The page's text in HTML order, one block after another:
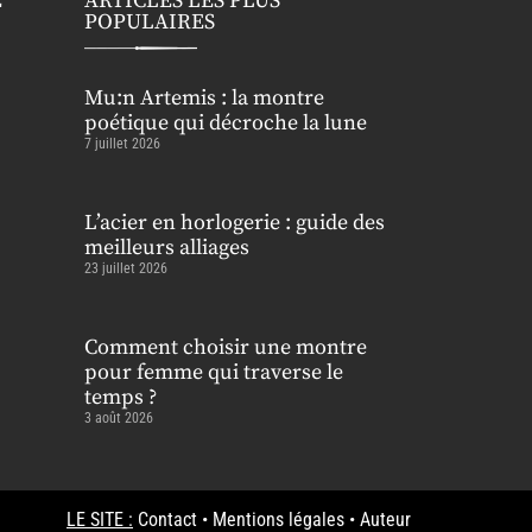
POPULAIRES
Mu:n Artemis : la montre
poétique qui décroche la lune
7 juillet 2026
L’acier en horlogerie : guide des
meilleurs alliages
23 juillet 2026
Comment choisir une montre
pour femme qui traverse le
temps ?
3 août 2026
LE SITE : Contact • Mentions légales • Auteur